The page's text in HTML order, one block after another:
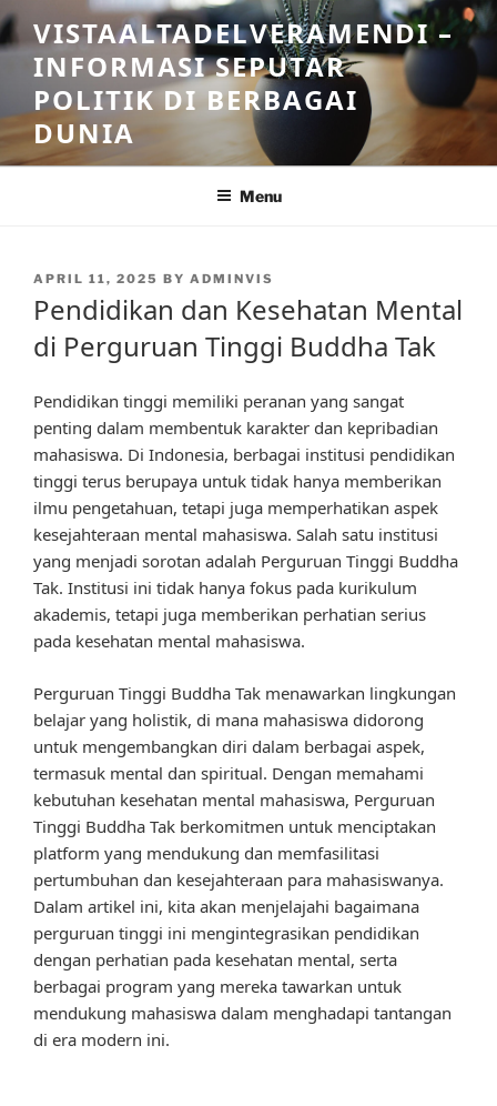
Skip
to
content
VISTAALTADELVERAMENDI –
INFORMASI SEPUTAR
POLITIK DI BERBAGAI
DUNIA
Menu
POSTED
APRIL 11, 2025 BY ADMINVIS
Pendidikan dan Kesehatan Mental
di Perguruan Tinggi Buddha Tak
Pendidikan tinggi memiliki peranan yang sangat
penting dalam membentuk karakter dan kepribadian
mahasiswa. Di Indonesia, berbagai institusi pendidikan
tinggi terus berupaya untuk tidak hanya memberikan
ilmu pengetahuan, tetapi juga memperhatikan aspek
kesejahteraan mental mahasiswa. Salah satu institusi
yang menjadi sorotan adalah Perguruan Tinggi Buddha
Tak. Institusi ini tidak hanya fokus pada kurikulum
akademis, tetapi juga memberikan perhatian serius
pada kesehatan mental mahasiswa.
Perguruan Tinggi Buddha Tak menawarkan lingkungan
belajar yang holistik, di mana mahasiswa didorong
untuk mengembangkan diri dalam berbagai aspek,
termasuk mental dan spiritual. Dengan memahami
kebutuhan kesehatan mental mahasiswa, Perguruan
Tinggi Buddha Tak berkomitmen untuk menciptakan
platform yang mendukung dan memfasilitasi
pertumbuhan dan kesejahteraan para mahasiswanya.
Dalam artikel ini, kita akan menjelajahi bagaimana
perguruan tinggi ini mengintegrasikan pendidikan
dengan perhatian pada kesehatan mental, serta
berbagai program yang mereka tawarkan untuk
mendukung mahasiswa dalam menghadapi tantangan
di era modern ini.